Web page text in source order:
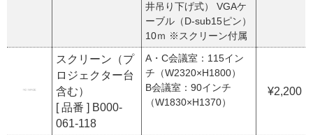
井吊り下げ式） VGAケ
ーブル（D-sub15ピン）
10ｍ ※スクリーン付属
スクリーン（プ
ロジェクター台
含む）
[ 品番 ] B000-
061-118
A・C会議室：115イン
チ（W2320×H1800）
B会議室：90インチ
（W1830×H1370）
¥2,200